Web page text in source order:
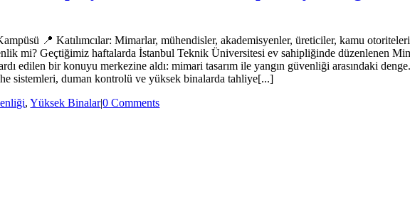
📍 Katılımcılar: Mimarlar, mühendisler, akademisyenler, üreticiler, kamu
mi? Geçtiğimiz haftalarda İstanbul Teknik Üniversitesi ev sahipliğinde düzenlenen
edilen bir konuyu merkezine aldı: mimari tasarım ile yangın güvenliği arasındaki
sistemleri, duman kontrolü ve yüksek binalarda tahliye[...]
,Yüksek Binalar|0 Comments